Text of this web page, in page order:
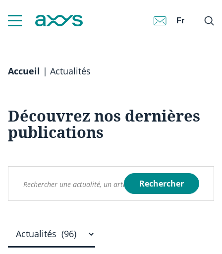
Fr
Accueil | Actualités
Découvrez nos dernières
publications